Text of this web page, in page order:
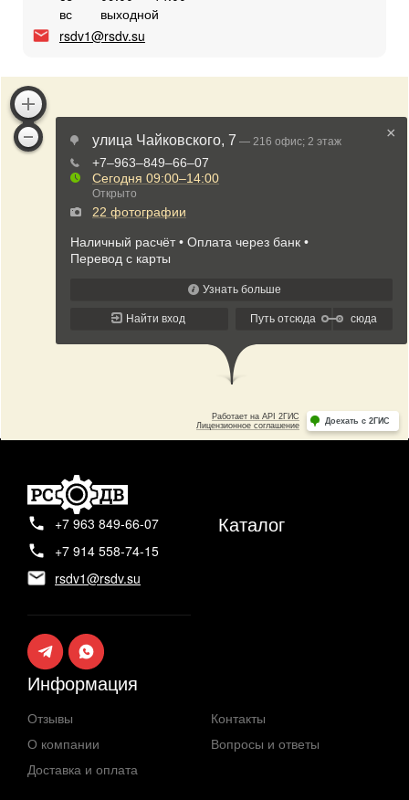
вс
выходной
rsdv1@rsdv.su
+7 963 849-66-07
+7 914 558-74-15
rsdv1@rsdv.su
Каталог
Информация
Отзывы
О компании
Доставка и оплата
Контакты
Вопросы и ответы